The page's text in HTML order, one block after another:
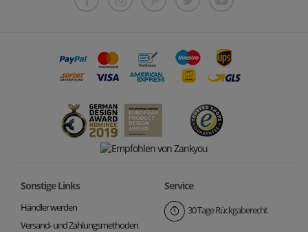
Sonstige Links
Händler werden
Versand- und Zahlungsmethoden
Service
30 Tage Rückgaberecht